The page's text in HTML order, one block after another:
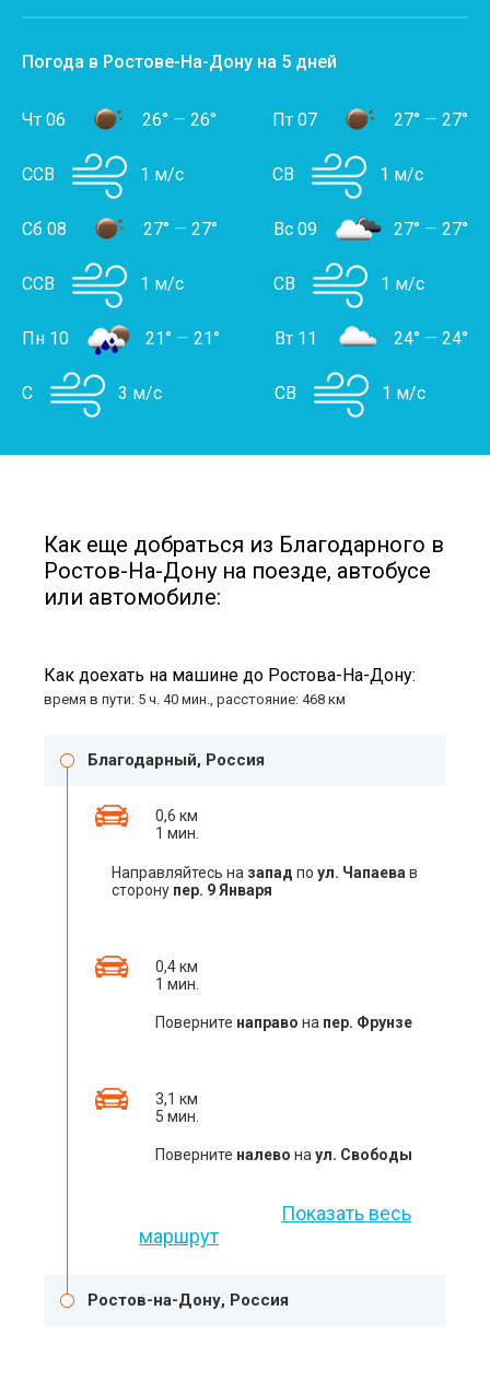
Погода в Ростове-На-Дону на 5 дней
Чт 06 26° — 26°
ССВ 1 м/с
Пт 07 27° — 27°
СВ 1 м/с
Сб 08 27° — 27°
ССВ 1 м/с
Вс 09 27° — 27°
СВ 1 м/с
Пн 10 21° — 21°
С 3 м/с
Вт 11 24° — 24°
СВ 1 м/с
Как еще добраться из Благодарного в
Ростов-На-Дону на поезде, автобусе
или автомобиле:
Как доехать на машине до Ростова-На-Дону:
время в пути: 5 ч. 40 мин., расстояние: 468 км
Благодарный, Россия
0,6 км
1 мин.
Направляйтесь на запад по ул. Чапаева в
сторону пер. 9 Января
0,4 км
1 мин.
Поверните направо на пер. Фрунзе
3,1 км
5 мин.
Поверните налево на ул. Свободы
Показать весь
маршрут
Ростов-на-Дону, Россия